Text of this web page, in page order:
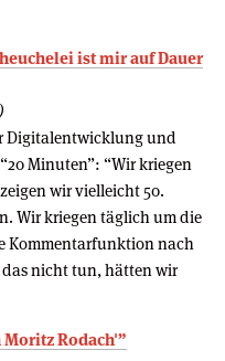
ist mir auf Dauer
Digitalentwicklung und
Minuten”: “Wir kriegen
wir vielleicht 50.
Wir kriegen täglich um die
Kommentarfunktion nach
das nicht tun, hätten wir
Rodach'”